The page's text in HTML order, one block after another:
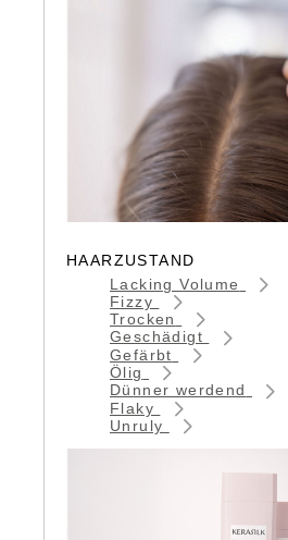
HAARZUSTAND
Lacking Volume
Fizzy
Trocken
Geschädigt
Gefärbt
Ölig
Dünner werdend
Flaky
Unruly